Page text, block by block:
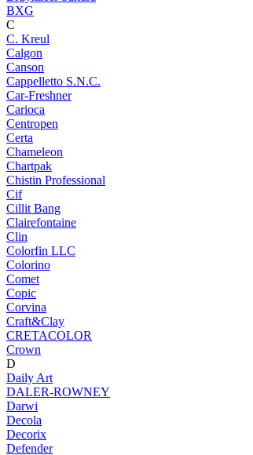
BXG
C
C. Kreul
Calgon
Canson
Cappelletto S.N.C.
Car-Freshner
Carioca
Centropen
Certa
Chameleon
Chartpak
Chistin Professional
Cif
Cillit Bang
Clairefontaine
Clin
Colorfin LLC
Colorino
Comet
Copic
Corvina
Craft&Clay
CRETACOLOR
Crown
D
Daily Art
DALER-ROWNEY
Darwi
Decola
Decorix
Defender